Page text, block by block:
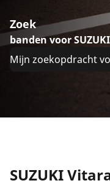
Zoek
banden voor
Mijn zoekopdracht
SUZUKI